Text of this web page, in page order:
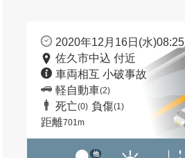
2020年12月16日(水)08:25
佐久市中込 付近
車両相互 小破事故
軽自動車(2)
死亡(0) 負傷(1)
距離701m
他